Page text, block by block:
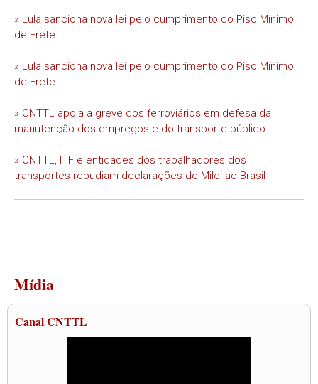
» Lula sanciona nova lei pelo cumprimento do Piso Mínimo
de Frete
» Lula sanciona nova lei pelo cumprimento do Piso Mínimo
de Frete
» CNTTL apoia a greve dos ferroviários em defesa da
manutenção dos empregos e do transporte público
» CNTTL, ITF e entidades dos trabalhadores dos
transportes repudiam declarações de Milei ao Brasil
Mídia
Canal CNTTL